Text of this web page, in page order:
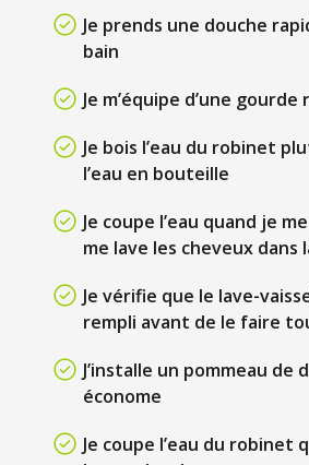
Je prends une douche
bain
Je m’équipe d’une
Je bois l’eau du robinet
l’eau en bouteille
Je coupe l’eau quand je
me lave les cheveux dans
Je vérifie que le lave-
rempli avant de le faire
J’installe un pommeau de
économe
Je coupe l’eau du robinet